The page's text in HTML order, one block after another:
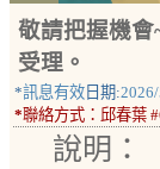
敬請把握機
受理。
*訊息有效 日期:
*聯絡方式： 邱春葉
說明：